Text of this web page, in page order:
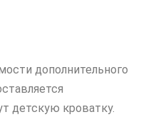
дополнительного
детскую кроватку.